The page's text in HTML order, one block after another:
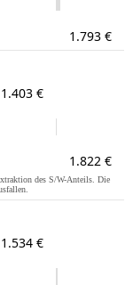
1.793 €
1.403 €
1.822 €
des S/W-Anteils. Die
1.534 €